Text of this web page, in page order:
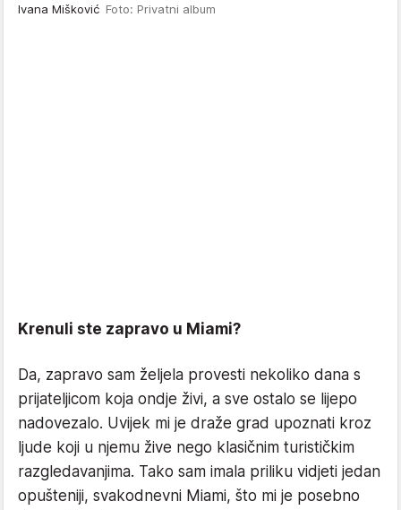
Ivana Mišković Foto: Privatni album
Krenuli ste zapravo u Miami?
Da, zapravo sam željela provesti nekoliko dana s
prijateljicom koja ondje živi, a sve ostalo se lijepo
nadovezalo. Uvijek mi je draže grad upoznati kroz
ljude koji u njemu žive nego klasičnim turističkim
razgledavanjima. Tako sam imala priliku vidjeti jedan
opušteniji, svakodnevni Miami, što mi je posebno